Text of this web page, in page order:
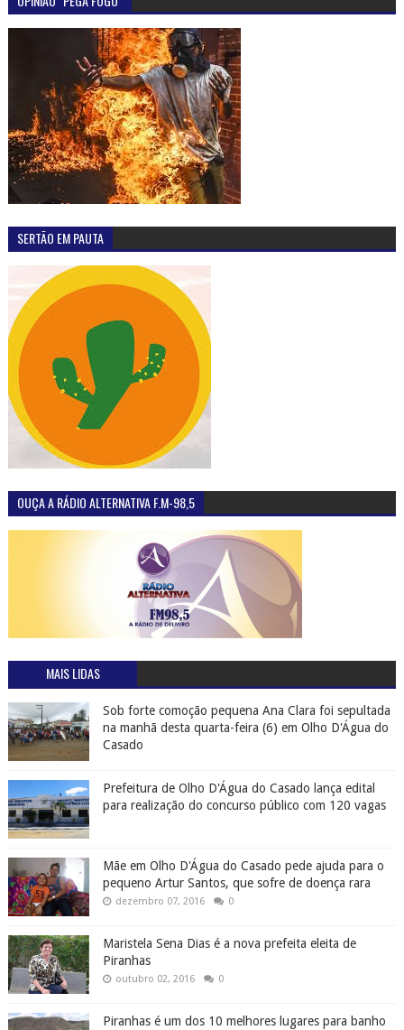
SERTÃO EM PAUTA
OUÇA A RÁDIO ALTERNATIVA F.M-98,5
MAIS LIDAS
Sob forte comoção pequena Ana Clara foi sepultada
na manhã desta quarta-feira (6) em Olho D'Água do
Casado
Prefeitura de Olho D'Água do Casado lança edital
para realização do concurso público com 120 vagas
Mãe em Olho D'Água do Casado pede ajuda para o
pequeno Artur Santos, que sofre de doença rara
dezembro 07, 2016 0
Maristela Sena Dias é a nova prefeita eleita de
Piranhas
outubro 02, 2016 0
Piranhas é um dos 10 melhores lugares para banho